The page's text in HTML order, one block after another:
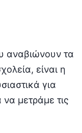
αναβιώνουν τα
είναι η
για
μετράμε τις